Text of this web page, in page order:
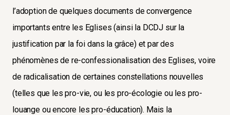
l’adoption de quelques documents de convergence
importants entre les Eglises (ainsi la DCDJ sur la
justification par la foi dans la grâce) et par des
phénomènes de re-confessionalisation des Eglises, voire
de radicalisation de certaines constellations nouvelles
(telles que les pro-vie, ou les pro-écologie ou les pro-
louange ou encore les pro-éducation). Mais la